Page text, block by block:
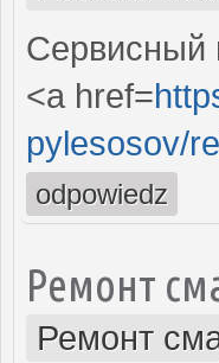
Сервисный
<a href=
pylesosov/
odpowiedz
Ремонт
Ремонт